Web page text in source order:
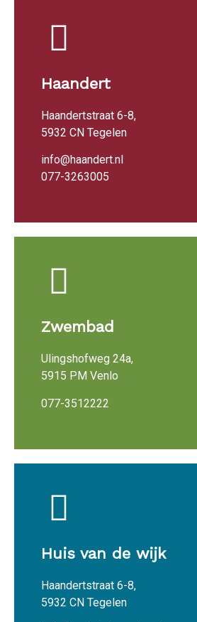
Haandert
Haandertstraat 6-8,
5932 CN Tegelen
info@haandert.nl
077-3263005
Zwembad
Ulingshofweg 24a,
5915 PM Venlo
077-3512222
Huis van de wijk
Haandertstraat 6-8,
5932 CN Tegelen